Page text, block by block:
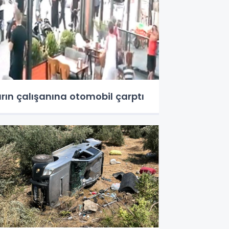
çalışanına otomobil çarptı